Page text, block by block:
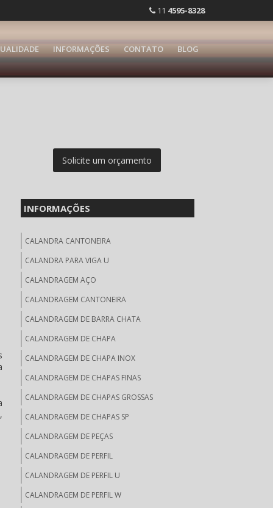
11 4595-8328
INFORMAÇÕES CONTATO BLOG
Solicite um orçamento
INFORMAÇÕES
CALANDRA CANTONEIRA
CALANDRA PARA VIGA U
CALANDRAGEM AÇO
CALANDRAGEM CANTONEIRA
CALANDRAGEM DE BARRA CHATA
CALANDRAGEM DE CHAPA
CALANDRAGEM DE CHAPA INOX
CALANDRAGEM DE CHAPAS FINAS
CALANDRAGEM DE CHAPAS GROSSAS
CALANDRAGEM DE CHAPAS SP
CALANDRAGEM DE PEÇAS
CALANDRAGEM DE PERFIL
CALANDRAGEM DE PERFIL U
CALANDRAGEM DE PERFIL W